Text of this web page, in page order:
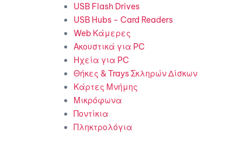
USB Flash Drives
USB Hubs - Card Readers
Web Κάμερες
Ακουστικά για PC
Ηχεία για PC
Θήκες & Trays Σκληρών Δίσκων
Κάρτες Μνήμης
Μικρόφωνα
Ποντίκια
Πληκτρολόγια